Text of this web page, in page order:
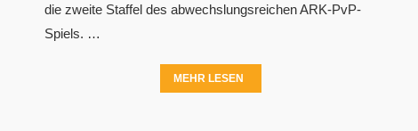
die zweite Staffel des abwechslungsreichen ARK-PvP-
Spiels. …
MEHR LESEN